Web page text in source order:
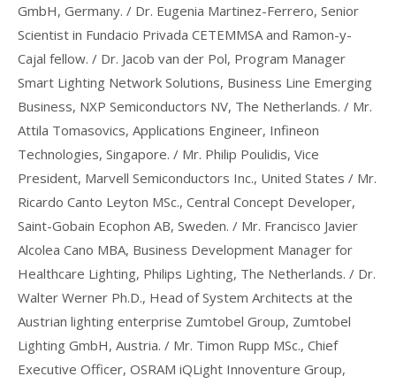
GmbH, Germany. / Dr. Eugenia Martinez-Ferrero, Senior
Scientist in Fundacio Privada CETEMMSA and Ramon-y-
Cajal fellow. / Dr. Jacob van der Pol, Program Manager
Smart Lighting Network Solutions, Business Line Emerging
Business, NXP Semiconductors NV, The Netherlands. / Mr.
Attila Tomasovics, Applications Engineer, Infineon
Technologies, Singapore. / Mr. Philip Poulidis, Vice
President, Marvell Semiconductors Inc., United States / Mr.
Ricardo Canto Leyton MSc., Central Concept Developer,
Saint-Gobain Ecophon AB, Sweden. / Mr. Francisco Javier
Alcolea Cano MBA, Business Development Manager for
Healthcare Lighting, Philips Lighting, The Netherlands. / Dr.
Walter Werner Ph.D., Head of System Architects at the
Austrian lighting enterprise Zumtobel Group, Zumtobel
Lighting GmbH, Austria. / Mr. Timon Rupp MSc., Chief
Executive Officer, OSRAM iQLight Innoventure Group,